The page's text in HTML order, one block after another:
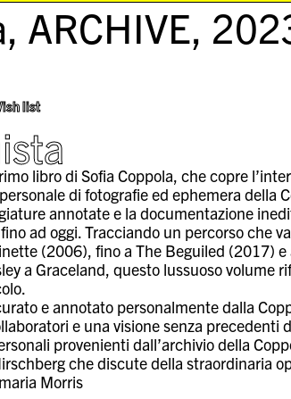
ARCHIVE,
list
libro di Sofia Coppola, che copre
di fotografie ed ephemera della
annotate e la documentazione
ad oggi. Tracciando un percorso che
(2006), fino a The Beguiled (2017)
a Graceland, questo lussuoso volume
e annotato personalmente dalla
e una visione senza precedenti
provenienti dall’archivio della
che discute della straordinaria
Morris